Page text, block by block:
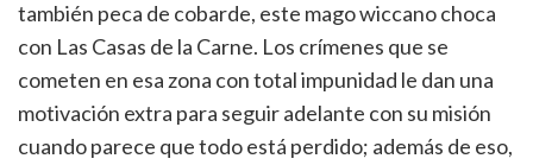
también peca de cobarde, este mago wiccano choca
con Las Casas de la Carne. Los crímenes que se
cometen en esa zona con total impunidad le dan una
motivación extra para seguir adelante con su misión
cuando parece que todo está perdido; además de eso,